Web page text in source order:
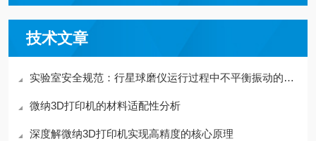
技术文章
实验室安全规范：行星球磨仪运行过程中不平衡振动的监测与预防
微纳3D打印机的材料适配性分析
深度解微纳3D打印机实现高精度的核心原理